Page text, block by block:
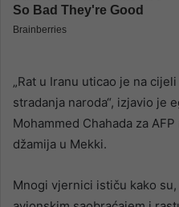
„Rat u Iranu uticao je na
stradanja naroda“, izjavio je
Mohammed Chahada za
džamija u Mekki.
Mnogi vjernici ističu kako